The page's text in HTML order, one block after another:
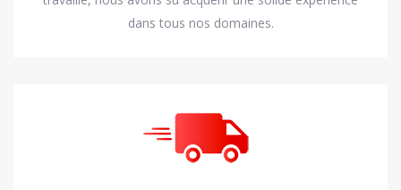
dans tous nos domaines.